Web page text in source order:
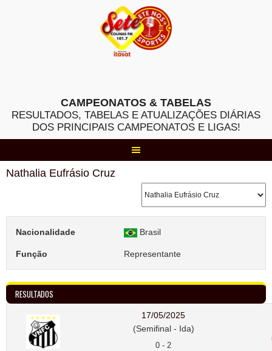
CAMPEONATOS & TABELAS
RESULTADOS, TABELAS E ATUALIZAÇÕES DIÁRIAS
DOS PRINCIPAIS CAMPEONATOS E LIGAS!
Nathalia Eufrásio Cruz
Nacionalidade Brasil
Função Representante
RESULTADOS
17/05/2025
(Semifinal - Ida)
0 - 2